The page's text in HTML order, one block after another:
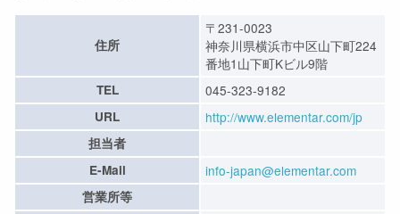
住所
〒231-0023
神奈川県横浜市中区山下町224
番地1山下町Kビル9階
TEL 045-323-9182
URL http://www.elementar.com/jp
担当者
E-Mail
info-japan@elementar.com
営業所等